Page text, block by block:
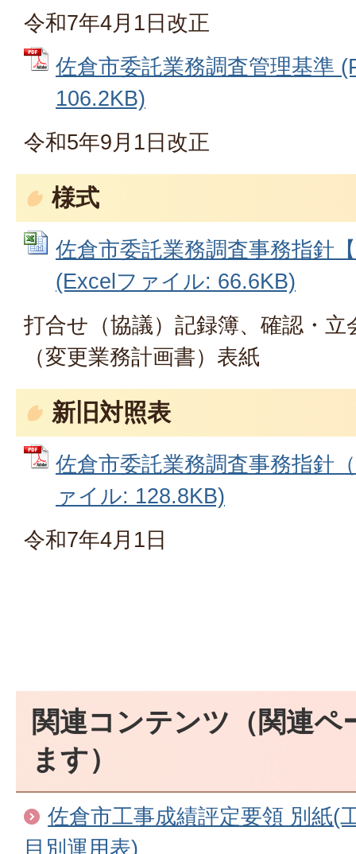
令和7年4月1日改正
佐倉市委託業務調査管理基準
106.2KB)
令和5年9月1日改正
様式
佐倉市委託業務調査事務指針
(Excelファイル: 66.6KB)
打合せ（協議）記録簿、確認・立
（変更業務計画書）表紙
新旧対照表
佐倉市委託業務調査事務指針
ァイル: 128.8KB)
令和7年4月1日
関連コンテンツ（関連ペ
ます）
佐倉市工事成績評定要領 別紙(
目別運用表)